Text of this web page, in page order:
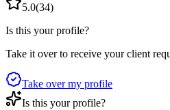
5.0(34)
Is this your profile?
Take it over to receive your client
Take over my profile
Is this your profile?